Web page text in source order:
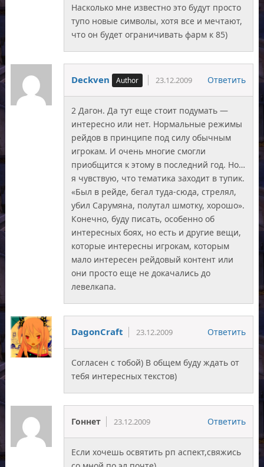
Насколько мне известно это будут просто
тупо новые символы, хотя все и мечтают,
что он будет ограничивать фарм к 85)
Deckven 23.12.2009 Ответить
2 Дагон. Да тут еще стоит подумать —
интересно или нет. Нормальные режимы
рейдов в принципе под силу обычным
игрокам. И очень многие смогли
приобщится к этому в последний год. Но…
я чувствую, что тематика заходит в тупик.
«Был в рейде, бегал туда-сюда, стрелял,
убил Сарумяна, полутал шмотку, хорошо».
Конечно, буду писать, особенно об
интересных боях, но есть и другие вещи,
которые интересны игрокам, которым
мало интересен рейдовый контент или
они просто еще не докачались до
левелкапа.
DagonCraft 23.12.2009 Ответить
Согласен с тобой) В общем буду ждать от
тебя интересных текстов)
Гоннет 23.12.2009 Ответить
Если хочешь освятить рп аспект,свяжись